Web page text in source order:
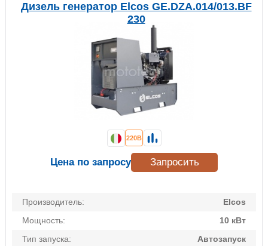
Дизель генератор Elcos GE.DZA.014/013.BF
230
Производитель:
Elcos
Мощность:
10 кВт
Тип запуска:
Автозапуск
220В
Цена по запросу Запросить